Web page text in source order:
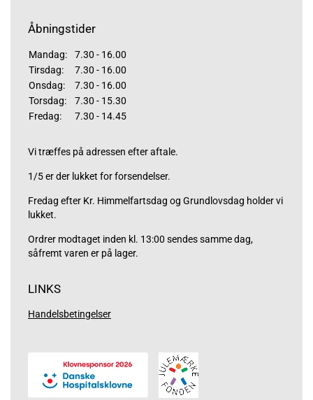
Åbningstider
Mandag:
7.30 - 16.00
Tirsdag:
7.30 - 16.00
Onsdag:
7.30 - 16.00
Torsdag:
7.30 - 15.30
Fredag:
7.30 - 14.45
Vi træffes på adressen efter aftale.
1/5 er der lukket for forsendelser.
Fredag efter Kr. Himmelfartsdag og Grundlovsdag holder vi
lukket.
Ordrer modtaget inden kl. 13:00 sendes samme dag,
såfremt varen er på lager.
LINKS
Handelsbetingelser